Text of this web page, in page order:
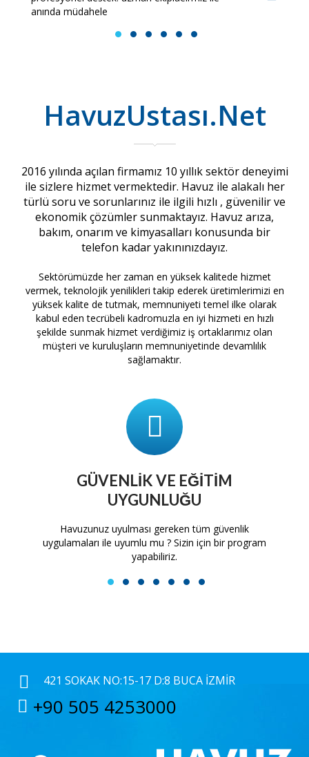
anında müdahele
1 2 3 4 5 6
HavuzUstası.Net
2016 yılında açılan firmamız 10 yıllık sektör deneyimi
ile sizlere hizmet vermektedir. Havuz ile alakalı her
türlü soru ve sorunlarınız ile ilgili hızlı , güvenilir ve
ekonomik çözümler sunmaktayız. Havuz arıza,
bakım, onarım ve kimyasalları konusunda bir
telefon kadar yakınınızdayız.
Sektörümüzde her zaman en yüksek kalitede hizmet
vermek, teknolojik yenilikleri takip ederek üretimlerimizi en
yüksek kalite de tutmak, memnuniyeti temel ilke olarak
kabul eden tecrübeli kadromuzla en iyi hizmeti en hızlı
şekilde sunmak hizmet verdiğimiz iş ortaklarımız olan
müşteri ve kuruluşların memnuniyetinde devamlılık
sağlamaktır.
GÜVENLIK VE EĞITIM
UYGUNLUĞU
Havuzunuz uyulması gereken tüm güvenlik
uygulamaları ile uyumlu mu ? Sizin için bir program
yapabiliriz.
1 2 3 4 5 6 7
421 SOKAK NO:15-17 D:8 BUCA İZMIR
+90 505 4253000